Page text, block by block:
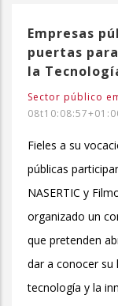
Empresas
puertas
la
Sector público
Fieles a su
públicas
NASERTIC y
organizado un
que pretenden
dar a conocer su
tecnología y la